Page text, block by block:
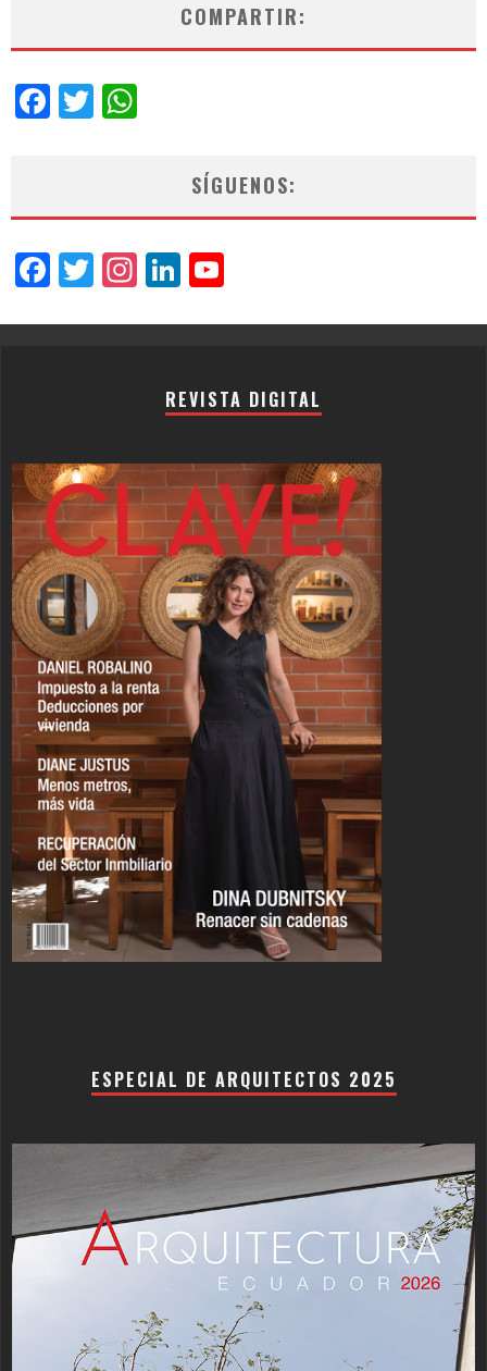
COMPARTIR:
Facebook
Twitter
SÍGUENOS:
Facebook
Twitter
Instagram
LinkedIn
REVISTA DIGITAL
ESPECIAL DE ARQUITECTOS 2025